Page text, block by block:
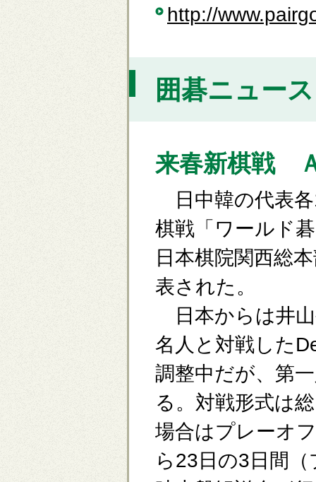
http://
囲碁ニュー
来春新棋戦
日中韓の代表各
棋戦「ワールド
日本棋院関西総
表された。
日本からは井山
名人と対戦した
調整中だが、第
る。対戦形式は
場合はプレーオ
ら23日の3日間